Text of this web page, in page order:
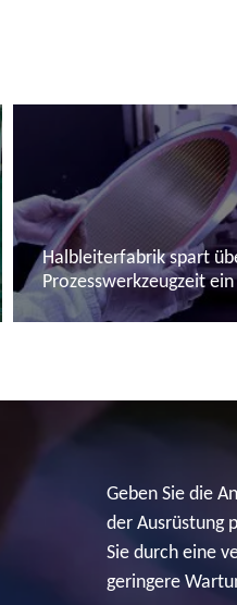
Halbleiterfabrik spart
Prozesswerkzeugzeit ein
Geben Sie die
der Ausrüstung
Sie durch eine
geringere